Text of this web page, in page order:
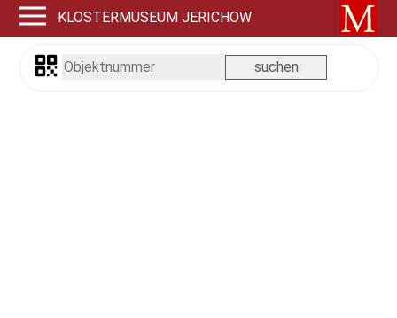
KLOSTERMUSEUM JERICHOW